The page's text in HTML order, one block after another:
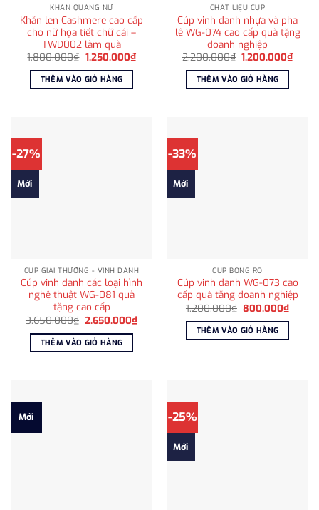
KHĂN QUÀNG NỮ
Khăn len Cashmere cao cấp
cho nữ họa tiết chữ cái –
TWD002 làm quà
1.800.000₫ Giá
là:
1.800.000₫.
1.250.000₫Giá
hiện
1.250.000₫.
THÊM VÀO GIỎ HÀNG
CHẤT LIỆU CÚP
Cúp vinh danh nhựa và pha
lê WG-074 cao cấp quà tặng
doanh nghiệp
2.200.000₫ Giá
là:
2.200.000₫.
1.200.000₫Giá
hiện
THÊM VÀO GIỎ HÀNG
-27%
Mới
CÚP GIẢI THƯỞNG - VINH DANH
Cúp vinh danh các loại hình
nghệ thuật WG-081 quà
tặng cao cấp
3.650.000₫ Giá
là:
3.650.000₫.
2.650.000₫Giá
hiện
THÊM VÀO GIỎ HÀNG
-33%
Mới
CÚP BÓNG RỔ
Cúp vinh danh WG-073 cao
cấp quà tặng doanh nghiệp
1.200.000₫ Giá
là:
1.200.000₫.
800.000₫Giá
hiện
THÊM VÀO GIỎ HÀNG
Mới -25%
Mới